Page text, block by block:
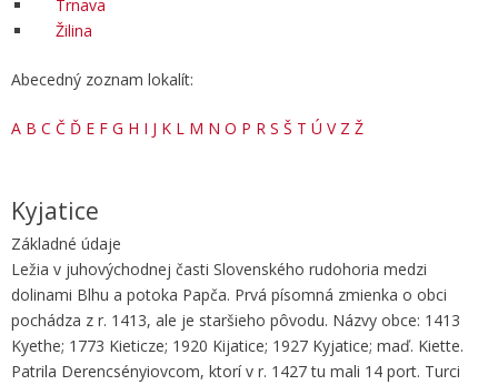
Trnava
Žilina
Abecedný zoznam lokalít:
A B C Č Ď E F G H I J K L M N O P R S Š T Ú V Z Ž
Kyjatice
Základné údaje
Ležia v juhovýchodnej časti Slovenského rudohoria medzi
dolinami Blhu a potoka Papča. Prvá písomná zmienka o obci
pochádza z r. 1413, ale je staršieho pôvodu. Názvy obce: 1413
Kyethe; 1773 Kieticze; 1920 Kijatice; 1927 Kyjatice; maď. Kiette.
Patrila Derencsényiovcom, ktorí v r. 1427 tu mali 14 port. Turci